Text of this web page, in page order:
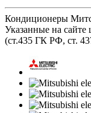
Кондиционеры
Указанные на
(ст.435 ГК РФ, cт.